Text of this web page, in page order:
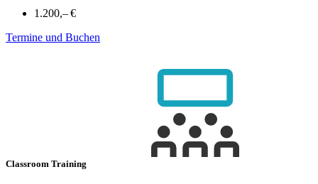
1.200,– €
Termine und Buchen
Classroom Training